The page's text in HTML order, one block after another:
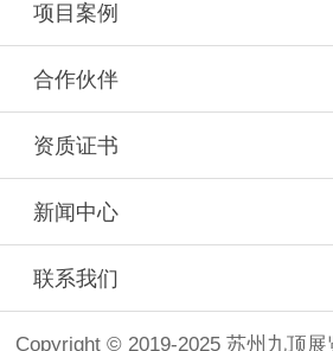
项目案例
合作伙伴
资质证书
新闻中心
联系我们
Copyright © 2019-2025 苏州九顶